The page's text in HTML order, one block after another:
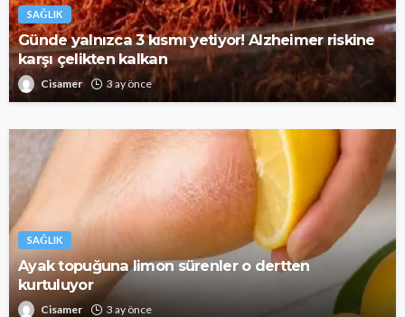
SAĞLIK
Günde yalnızca 3 kısmı yetiyor! Alzheimer riskine
karşı çelikten kalkan
Cisamer 3 ay önce
SAĞLIK
Ayak topuğuna limon sürenler o dertten
kurtuluyor
Cisamer 3 ay önce